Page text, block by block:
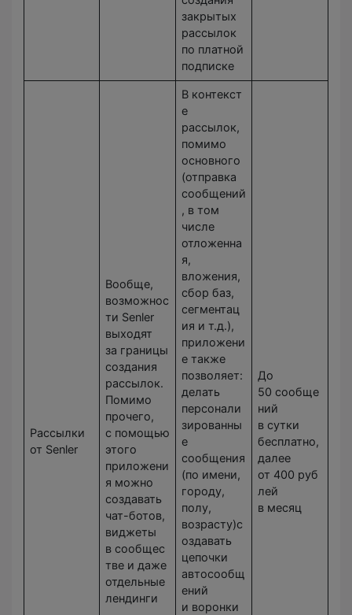
закрытых
рассылок
по платной
подписке
Рассылки
от Senler
Вообще,
возможнос
ти Senler
выходят
за границы
создания
рассылок.
Помимо
прочего,
с помощью
этого
приложени
я можно
создавать
чат-ботов,
виджеты
в сообщес
тве и даже
отдельные
лендинги
В контекст
е
рассылок,
помимо
основного
(отправка
сообщений
, в том
числе
отложенна
я,
вложения,
сбор баз,
сегментац
ия и т.д.),
приложени
е также
позволяет:
делать
персонали
зированны
е
сообщения
(по имени,
городу,
полу,
возрасту)с
оздавать
цепочки
автосообщ
ений
и воронки
До
50 сообще
ний
в сутки
бесплатно,
далее
от 400 руб
лей
в месяц